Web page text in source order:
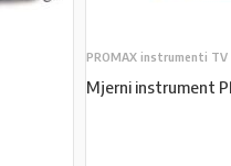
PROMAX instrumenti TV
Mjerni instrument